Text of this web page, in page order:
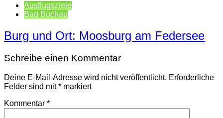
Ausflugsziele
Bad Buchau
Burg und Ort: Moosburg am Federsee
Schreibe einen Kommentar
Deine E-Mail-Adresse wird nicht veröffentlicht. Erforderliche
Felder sind mit* markiert
Kommentar *